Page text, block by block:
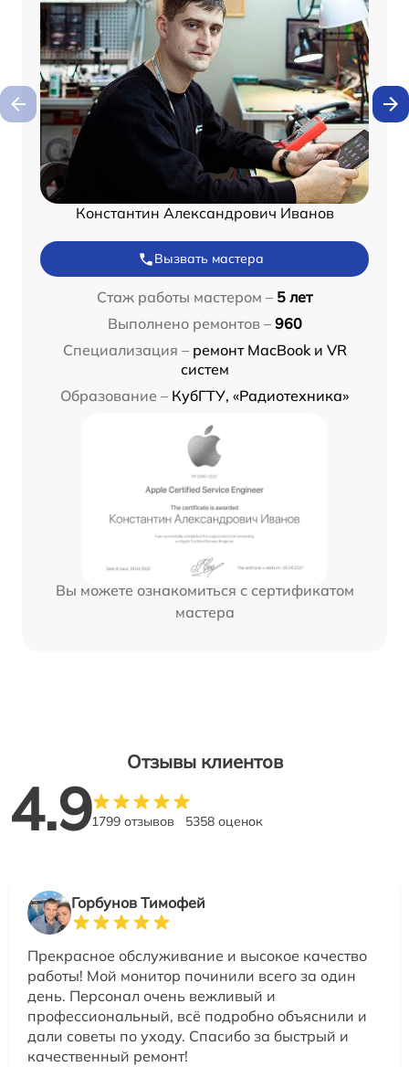
Константин Александрович Иванов
Вызвать мастера
Стаж работы мастером – 5 лет
Выполнено ремонтов – 960
Специализация – ремонт MacBook и VR
систем
Образование – КубГТУ, «Радиотехника»
Вы можете ознакомиться с сертификатом
мастера
Отзывы клиентов
4.91799 отзывов 5358 оценок
Горбунов Тимофей
Прекрасное обслуживание и высокое качество
работы! Мой монитор починили всего за один
день. Персонал очень вежливый и
профессиональный, всё подробно объяснили и
дали советы по уходу. Спасибо за быстрый и
качественный ремонт!